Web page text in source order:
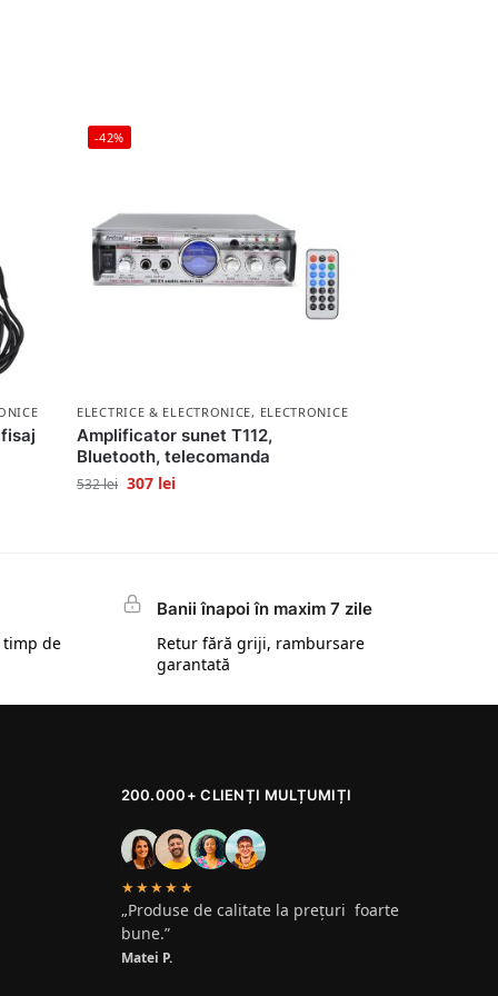
-42%
ELECTRICE & ELECTRONICE, ELECTRONICE
Amplificator sunet T112,
Bluetooth, telecomanda
532lei 307 lei
timp de
Banii înapoi în maxim 7 zile
Retur fără griji, rambursare
garantată
200.000+ CLIENȚI MULȚUMIȚI
★★★★★
„Produse de calitate la prețuri foarte
bune.”
Matei P.